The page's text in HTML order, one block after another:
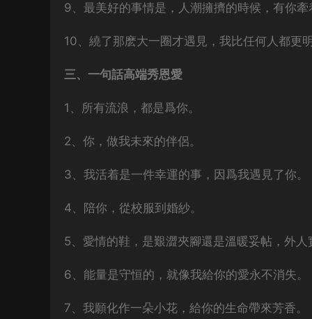
9、最美好的事情是，人潮擁擠的時候，有你牽
10、繞了那麽大一圈才遇見，我比任何人都更
三、一句話高端秀恩愛
1、所有流浪，都是爲你。
2、你，做我未來的伴侶。
3、我活着是一件幸運的事，因爲我遇見了你。
4、陪你，從校服到婚紗。
5、愛情的鞋，是艱澀夾腳還是溫暖妥帖，外人
6、能量是守恒的，就像我給你的愛永不消失。
7、我願化作一朵小花，給你的生命帶來芳香。